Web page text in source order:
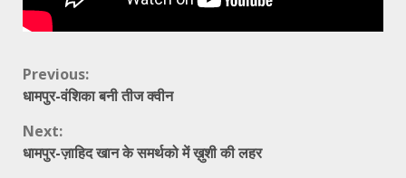
Continue
Reading
Previous:
धामपुर-वंशिका बनी तीज क्वीन
Next:
धामपुर-ज़ाहिद खान के समर्थको में ख़ुशी की लहर